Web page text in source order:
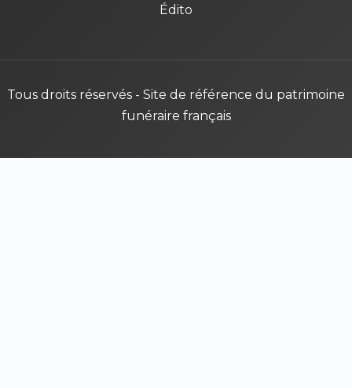
Édito
Tous droits réservés - Site de référence du patrimoine
funéraire français